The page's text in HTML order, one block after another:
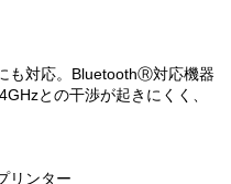
も対応。BluetoothⓇ対応機器
との干渉が起きにくく、
リンター